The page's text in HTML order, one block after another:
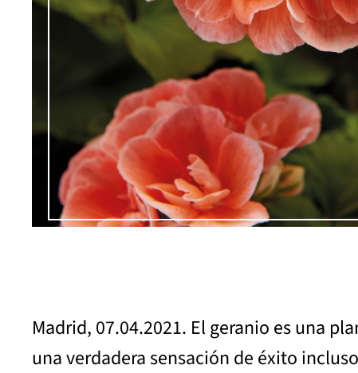
Madrid, 07.04.2021. El geranio es una
una verdadera sensación de éxito